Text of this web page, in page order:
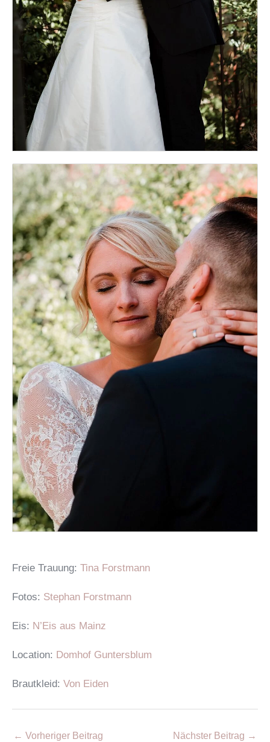
Freie Trauung: Tina Forstmann
Fotos: Stephan Forstmann
Eis: N’Eis aus Mainz
Location: Domhof Guntersblum
Brautkleid: Von Eiden
Post
← Vorheriger Beitrag Nächster Beitrag →